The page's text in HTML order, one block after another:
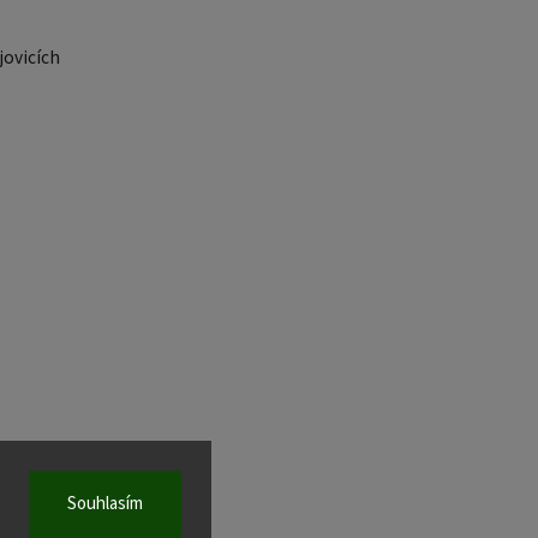
Souhlasím